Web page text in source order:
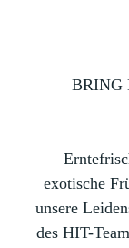
BRING
exotische
unsere
des HIT-